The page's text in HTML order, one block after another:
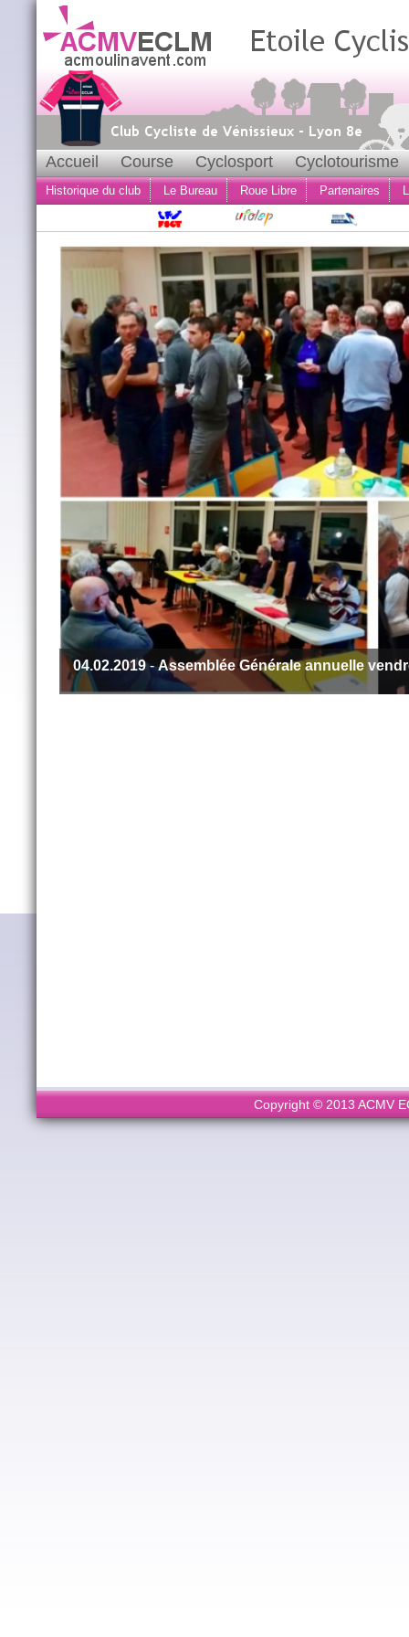
Accueil Course Cyclosport Cyclotourisme
Historique du club Le Bureau Roue Libre Partenaires
04.02.2019-Assemblée Générale annuelle
Copyright © 2013 ACMV